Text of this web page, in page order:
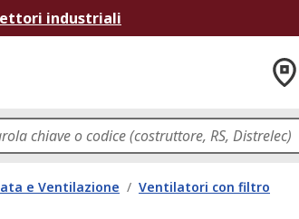
industriali
e Ventilazione / Ventilatori con filtro